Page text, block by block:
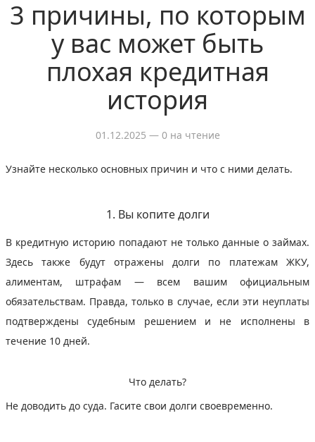
3 причины, по которым
у вас может быть
плохая кредитная
история
01.12.2025 — 0 на чтение
Узнайте несколько основных причин и что с ними делать.
1. Вы копите долги
В кредитную историю попадают не только данные о займах.
Здесь также будут отражены долги по платежам ЖКУ,
алиментам, штрафам — всем вашим официальным
обязательствам. Правда, только в случае, если эти неуплаты
подтверждены судебным решением и не исполнены в
течение 10 дней.
Что делать?
Не доводить до суда. Гасите свои долги своевременно.